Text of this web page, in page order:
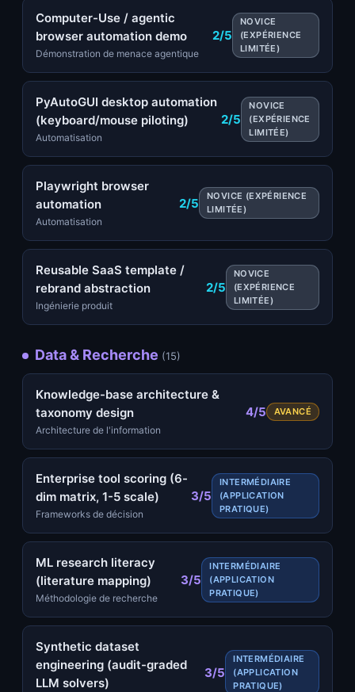
Computer-Use / agentic
browser automation demo
Démonstration de menace agentique
2/5
NOVICE
(EXPÉRIENCE
LIMITÉE)
PyAutoGUI desktop automation
(keyboard/mouse piloting)
Automatisation
2/5
NOVICE
(EXPÉRIENCE
LIMITÉE)
Playwright browser
automation
Automatisation
2/5
NOVICE (EXPÉRIENCE
LIMITÉE)
Reusable SaaS template /
rebrand abstraction
Ingénierie produit
2/5
NOVICE
(EXPÉRIENCE
LIMITÉE)
Data & Recherche (15)
Knowledge-base architecture &
taxonomy design
Architecture de l'information
4/5 AVANCÉ
Enterprise tool scoring (6-
dim matrix, 1-5 scale)
Frameworks de décision
3/5
INTERMÉDIAIRE
(APPLICATION
PRATIQUE)
ML research literacy
(literature mapping)
Méthodologie de recherche
3/5
INTERMÉDIAIRE
(APPLICATION
PRATIQUE)
Synthetic dataset
engineering (audit-graded
LLM solvers)
3/5
INTERMÉDIAIRE
(APPLICATION
PRATIQUE)